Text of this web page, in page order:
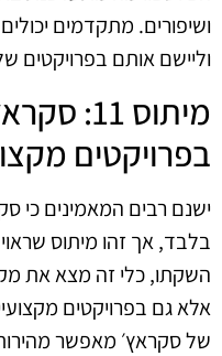
ושיפורים. מתקדמים
וליישם אותם בפרויקטים
מיתוס
בפרויקטים
ישנם רבים המאמינים כי
בלבד, אך זהו מיתוס
השקתו, כלי זה מצא את
אלא גם בפרויקטים
של סקראץ׳ מאפשר